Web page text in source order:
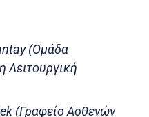
(Ομάδα
Λειτουργική
(Γραφείο Ασθενών